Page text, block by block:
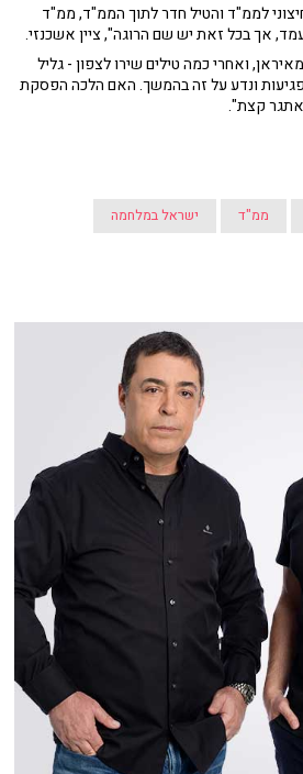
לממ"ד והטיל חדר לתוך הממ"ד, ממ"ד
אך בכל זאת יש שם הרוגה", ציין אשכנזי.
ואחרי כמה טילים שירו לצפון - גליל
פגיעות ונדע על זה בהמשך. האם הלכה הפסקת
קצת".
ממ"ד
ישראל במלחמה